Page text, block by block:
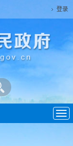
登录
导
航